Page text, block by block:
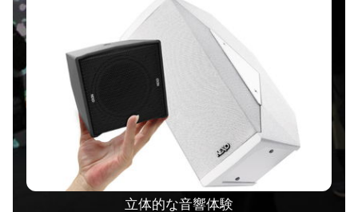
立体的な音響体験